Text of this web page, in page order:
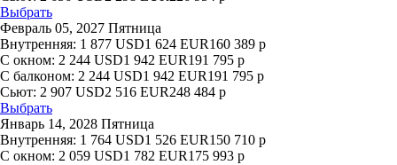
Выбрать
Февраль 05, 2027 Пятница
Внутренняя: 1 877 USD1 624 EUR160 389 р
С окном: 2 244 USD1 942 EUR191 795 р
С балконом: 2 244 USD1 942 EUR191 795 р
Сьют: 2 907 USD2 516 EUR248 484 р
Выбрать
Январь 14, 2028 Пятница
Внутренняя: 1 764 USD1 526 EUR150 710 р
С окном: 2 059 USD1 782 EUR175 993 р